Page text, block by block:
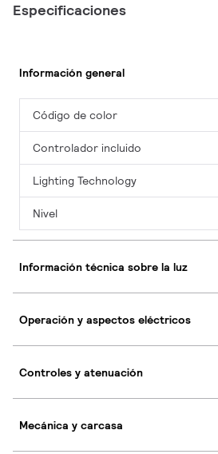
Especificaciones
Información general
Código de color
Controlador incluido
Lighting Technology
Nivel
Información técnica sobre la luz
Operación y aspectos eléctricos
Controles y atenuación
Mecánica y carcasa